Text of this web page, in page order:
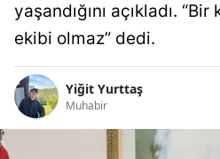
yaşandığını açıkladı.
ekibi olmaz” dedi.
Yiğit Yurttaş
Muhabir